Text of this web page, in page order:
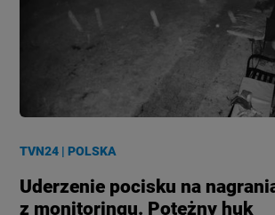
TVN24 |POLSKA
Uderzenie pocisku na
z monitoringu. Potężny huk